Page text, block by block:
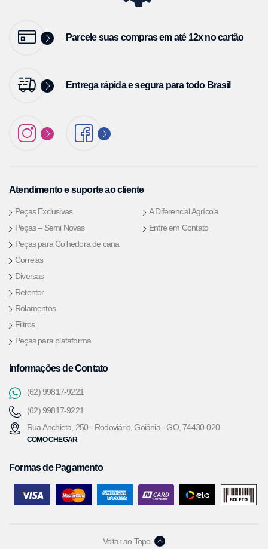
Parcele suas compras em até 12x no cartão
Entrega rápida e segura para todo Brasil
Formas de Pagamento
Atendimento e suporte ao cliente
Peças Exclusivas
Peças – Semi Novas
Peças para Colhedora de cana
Correias
Diversas
Retentor
Rolamentos
Filtros
Peças para plataforma
A Diferencial Agrícola
Entre em Contato
Informações de Contato
(62) 99817-9221
(62) 99817-9221
Rua Anchieta, 250 - Rodoviário, Goiânia - GO, 74430-020
COMO CHEGAR
Voltar ao Topo